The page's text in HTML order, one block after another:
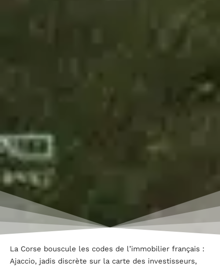
La Corse bouscule les codes de l’immobilier français :
Ajaccio, jadis discrète sur la carte des investisseurs,